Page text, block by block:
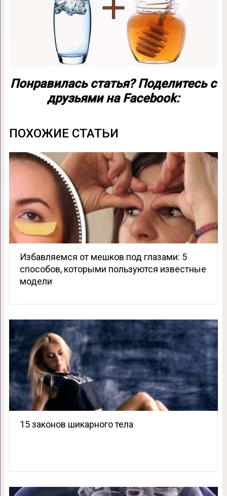
Понравилась статья? Поделитесь с
друзьями на Facebook:
ПОХОЖИЕ СТАТЬИ
Избавляемся от мешков под глазами: 5
способов, которыми пользуются известные
модели
15 законов шикарного тела